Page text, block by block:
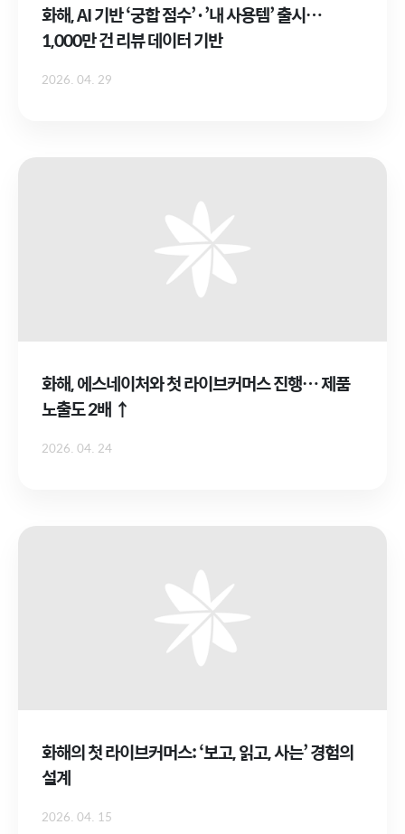
화해, AI 기반 ‘궁합 점수’·’내 사용템’ 출시…
1,000만 건 리뷰 데이터 기반
2026. 04. 29
화해, 에스네이처와 첫 라이브커머스 진행… 제품
노출도 2배 ↑
2026. 04. 24
화해의 첫 라이브커머스: ‘보고, 읽고, 사는’ 경험의
설계
2026. 04. 15